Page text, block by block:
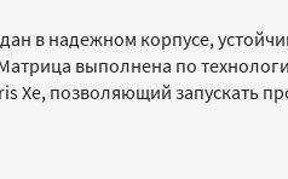
в надежном корпусе,
выполнена по
Xe, позволяющий запускать